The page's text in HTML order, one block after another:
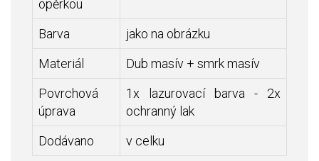
opěrkou
Barva
jako na obrázku
Materiál
Dub masív + smrk masív
Povrchová
úprava
1x lazurovací barva - 2x
ochranný lak
Dodávano
v celku